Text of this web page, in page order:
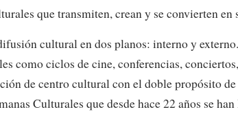
que transmiten, crean y se convierten
cultural en dos planos: interno y
como ciclos de cine, conferencias,
de centro cultural con el doble propósito
Culturales que desde hace 22 años se